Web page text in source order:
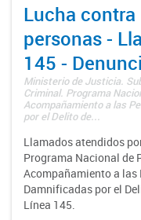
Lucha contra
personas -
145 -
Ministerio de Justicia.
Criminal. Programa
Acompañamiento a las
por el Delito de...
Llamados atendidos
Programa Nacional de
Acompañamiento a las
Damnificadas por el
Línea 145.